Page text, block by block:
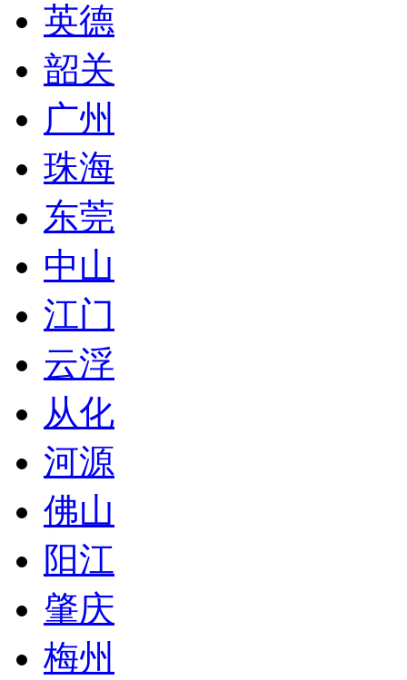
英德
韶关
广州
珠海
东莞
中山
江门
云浮
从化
河源
佛山
阳江
肇庆
梅州